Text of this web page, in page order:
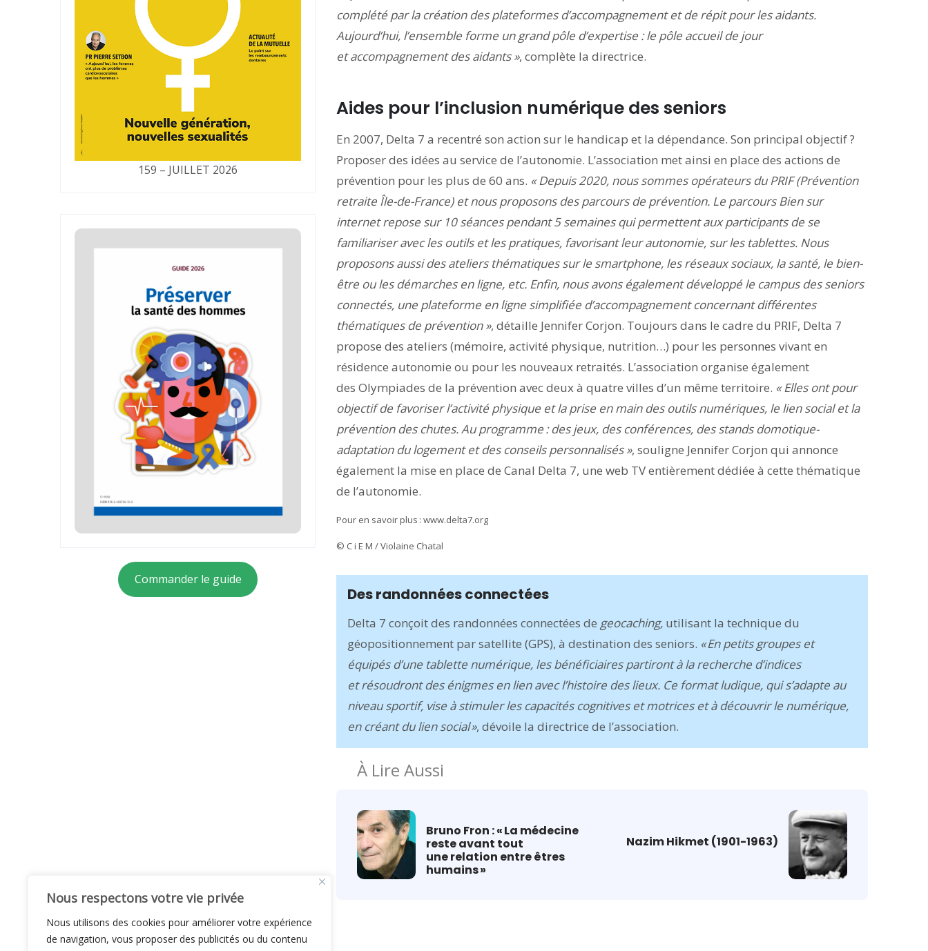
Nous respectons votre vie privée
Nous utilisons des cookies pour améliorer votre expérience
de navigation, vous proposer des publicités ou du contenu
159 – JUILLET 2026
Commander le guide
complété par la création des plateformes d’accompagnement et de répit pour les aidants.
Aujourd’hui, l’ensemble forme un grand pôle d’expertise : le pôle accueil de jour
et accompagnement des aidants », complète la directrice.
Aides pour l’inclusion numérique des seniors
En 2007, Delta 7 a recentré son action sur le handicap et la dépendance. Son principal objectif ?
Proposer des idées au service de l’autonomie. L’association met ainsi en place des actions de
prévention pour les plus de 60 ans. « Depuis 2020, nous sommes opérateurs du PRIF (Prévention
retraite Île-de-France) et nous proposons des parcours de prévention. Le parcours Bien sur
internet repose sur 10 séances pendant5 semaines qui permettent aux participants de se
familiariser avec les outils et les pratiques, favorisant leur autonomie, sur les tablettes. Nous
proposons aussi des ateliers thématiques sur le smartphone, les réseaux sociaux, la santé, le bien-
être ou les démarches en ligne, etc. Enfin, nous avons également développé le campus des seniors
connectés, une plateforme en ligne simplifiée d’accompagnement concernant différentes
thématiques de prévention », détaille Jennifer Corjon. Toujours dans le cadre du PRIF, Delta 7
propose des ateliers (mémoire, activité physique, nutrition…) pour les personnes vivant en
résidence autonomie ou pour les nouveaux retraités. L’association organise également
des Olympiades de la prévention avec deux à quatre villes d’un même territoire. « Elles ont pour
objectif de favoriser l’activité physique et la prise en main des outils numériques, le lien social et la
prévention des chutes. Au programme : des jeux, des conférences, des stands domotique-
adaptation du logement et des conseils personnalisés », souligne Jennifer Corjon qui annonce
également la mise en place de Canal Delta 7, une web TV entièrement dédiée à cette thématique
de l’autonomie.
Pour en savoir plus : www.delta7.org
© C i E M / Violaine Chatal
Des randonnées connectées
Delta 7 conçoit des randonnées connectées de geocaching, utilisant la technique du
géopositionnement par satellite (GPS), à destination des seniors. « En petits groupes et
équipés d’une tablette numérique, les bénéficiaires partiront à la recherche d’indices
et résoudront des énigmes en lien avec l’histoire des lieux. Ce format ludique, qui s’adapte au
niveau sportif, vise à stimuler les capacités cognitives et motrices et à découvrir le numérique,
en créant du lien social », dévoile la directrice de l’association.
À Lire Aussi
Bruno Fron : « La médecine
reste avant tout
une relation entre êtres
humains »
Nazim Hikmet (1901-1963)